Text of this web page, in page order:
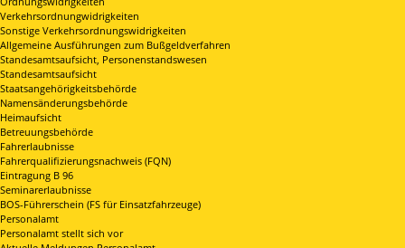
Verkehrsordnungwidrigkeiten
Sonstige Verkehrsordnungswidrigkeiten
Allgemeine Ausführungen zum Bußgeldverfahren
Standesamtsaufsicht, Personenstandswesen
Standesamtsaufsicht
Staatsangehörigkeitsbehörde
Namensänderungsbehörde
Heimaufsicht
Betreuungsbehörde
Fahrerlaubnisse
Fahrerqualifizierungsnachweis (FQN)
Eintragung B 96
Seminarerlaubnisse
BOS-Führerschein (FS für Einsatzfahrzeuge)
Personalamt
Personalamt stellt sich vor